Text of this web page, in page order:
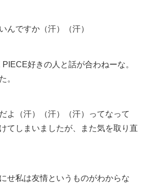
んですか（汗）（汗）
好きの人と話が合わねーな。
。
よ（汗）（汗）（汗）ってなって
てしまいましたが、また気を取り直
せ私は友情というものがわからな